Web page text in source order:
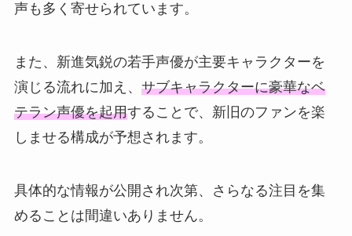
声も多く寄せられています。
また、新進気鋭の若手声優が主要キャラクターを
演じる流れに加え、 サブキャラクターに豪華なベ
テラン声優を起用することで、新旧のファンを楽
しませる構成が予想されます。
具体的な情報が公開され次第、さらなる注目を集
めることは間違いありません。